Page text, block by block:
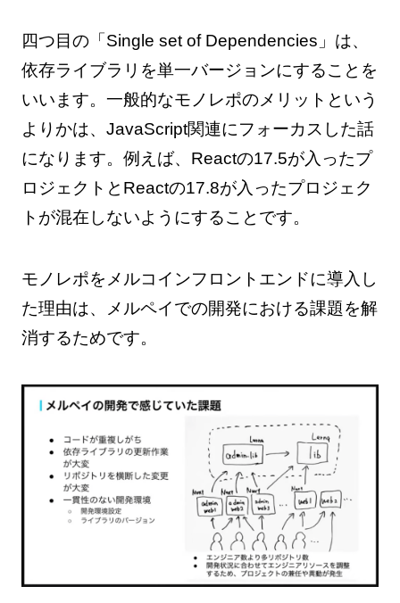
四つ目の「Single set of Dependencies」は、
依存ライブラリを単一バージョンにすることを
いいます。一般的なモノレポのメリットという
よりかは、JavaScript​​関連にフォーカスした話
になります。例えば、Reactの17.5が入ったプ
ロジェクトとReactの17.8が入ったプロジェク
トが混在しないようにすることです。
モノレポをメルコインフロントエンドに導入し
た理由は、メルペイでの開発における課題を解
消するためです。